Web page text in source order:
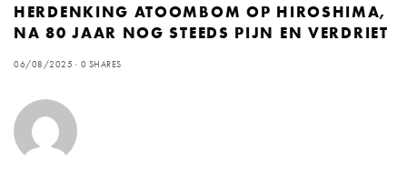
HERDENKING ATOOMBOM OP HIROSHIMA,
NA 80 JAAR NOG STEEDS PIJN EN VERDRIET
06/08/2025 0 SHARES